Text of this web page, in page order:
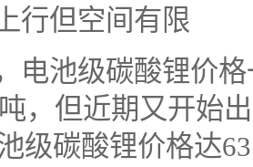
行但空间有限
电池级碳酸锂价
，但近期又开始
级碳酸锂价格达